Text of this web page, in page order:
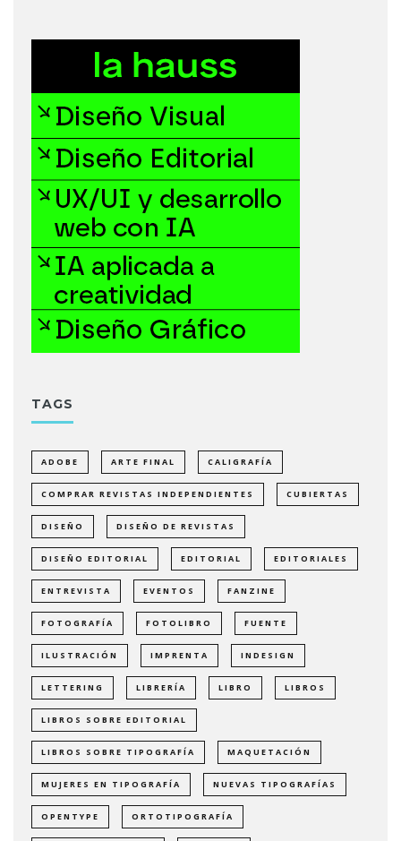
TAGS
ADOBE ARTE FINAL CALIGRAFÍA
COMPRAR REVISTAS INDEPENDIENTES CUBIERTAS
DISEÑO DISEÑO DE REVISTAS
DISEÑO EDITORIAL EDITORIAL EDITORIALES
ENTREVISTA EVENTOS FANZINE
FOTOGRAFÍA FOTOLIBRO FUENTE
ILUSTRACIÓN IMPRENTA INDESIGN
LETTERING LIBRERÍA LIBRO LIBROS
LIBROS SOBRE EDITORIAL
LIBROS SOBRE TIPOGRAFÍA MAQUETACIÓN
MUJERES EN TIPOGRAFÍA NUEVAS TIPOGRAFÍAS
OPENTYPE ORTOTIPOGRAFÍA